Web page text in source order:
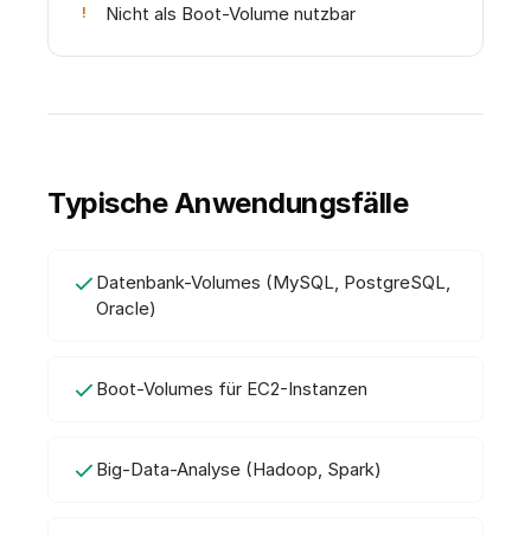
Nicht als Boot-Volume nutzbar
Typische Anwendungsfälle
Datenbank-Volumes (MySQL, PostgreSQL,
Oracle)
Boot-Volumes für EC2-Instanzen
Big-Data-Analyse (Hadoop, Spark)